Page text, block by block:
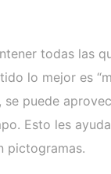
todas las
lo mejor es
puede
Esto les
pictogramas.